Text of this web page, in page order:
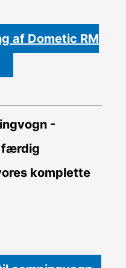
af Dometic RM
-
færdig
komplette